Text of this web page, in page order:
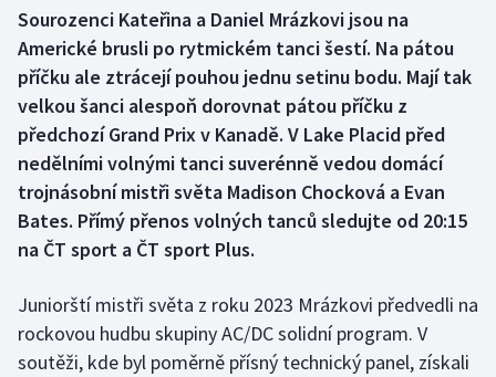
Boby a skeleton
Box
Curling
Dostihy
Florbal
Futsal
Golf
AZ kvíz
Sourozenci Kateřina a Daniel Mrázkovi jsou na
Americké brusli po rytmickém tanci šestí. Na pátou
příčku ale ztrácejí pouhou jednu setinu bodu. Mají tak
velkou šanci alespoň dorovnat pátou příčku z
předchozí Grand Prix v Kanadě. V Lake Placid před
nedělními volnými tanci suverénně vedou domácí
trojnásobní mistři světa Madison Chocková a Evan
Bates. Přímý přenos volných tanců sledujte od 20:15
na ČT sport a ČT sport Plus.
Juniorští mistři světa z roku 2023 Mrázkovi předvedli na
rockovou hudbu skupiny AC/DC solidní program. V
soutěži, kde byl poměrně přísný technický panel, získali